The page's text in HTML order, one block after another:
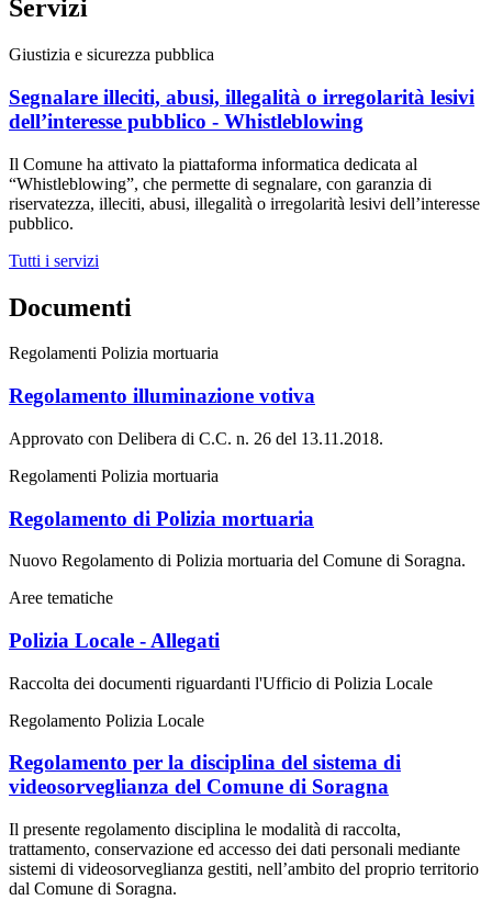
Servizi
Giustizia e sicurezza pubblica
Segnalare illeciti, abusi, illegalità o irregolarità lesivi
dell’interesse pubblico - Whistleblowing
Il Comune ha attivato la piattaforma informatica dedicata al
“Whistleblowing”, che permette di segnalare, con garanzia di
riservatezza, illeciti, abusi, illegalità o irregolarità lesivi dell’interesse
pubblico.
Tutti i servizi
Documenti
Regolamenti Polizia mortuaria
Regolamento illuminazione votiva
Approvato con Delibera di C.C. n. 26 del 13.11.2018.
Regolamenti Polizia mortuaria
Regolamento di Polizia mortuaria
Nuovo Regolamento di Polizia mortuaria del Comune di Soragna.
Aree tematiche
Polizia Locale - Allegati
Raccolta dei documenti riguardanti l'Ufficio di Polizia Locale
Regolamento Polizia Locale
Regolamento per la disciplina del sistema di
videosorveglianza del Comune di Soragna
Il presente regolamento disciplina le modalità di raccolta,
trattamento, conservazione ed accesso dei dati personali mediante
sistemi di videosorveglianza gestiti, nell’ambito del proprio territorio
dal Comune di Soragna.